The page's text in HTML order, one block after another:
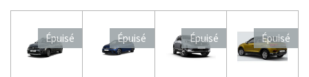
Épuisé Épuisé Épuisé Épuisé